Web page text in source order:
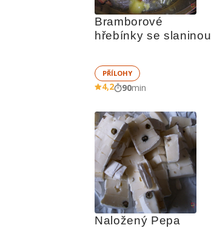
Bramborové
hřebínky se slaninou
PŘÍLOHY
4,2 90min
Naložený Pepa